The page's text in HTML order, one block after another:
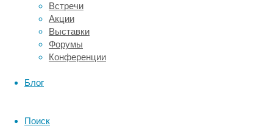
Встречи
Акции
Выставки
Форумы
Конференции
Блог
Поиск
она
предпочла
лазер
—
тёмные